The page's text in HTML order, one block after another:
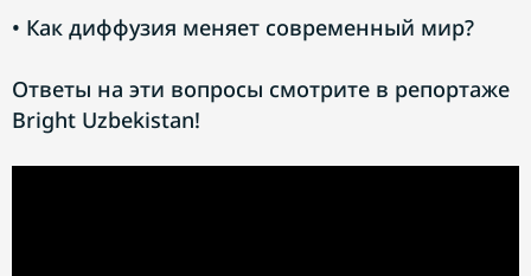
• Как диффузия меняет современный мир?
Ответы на эти вопросы смотрите в репортаже
Bright Uzbekistan!